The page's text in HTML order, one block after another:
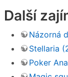
Další
Názorná
Stellaria
Poker